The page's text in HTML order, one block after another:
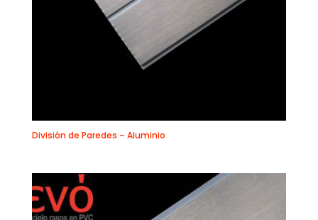
División de Paredes – Aluminio